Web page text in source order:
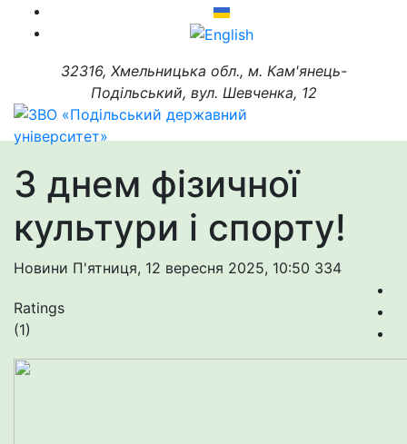
32316, Хмельницька обл., м. Кам'янець-
Подільський, вул. Шевченка, 12
З днем фізичної
культури і спорту!
Новини П'ятниця, 12 вересня 2025, 10:50 334
Ratings
(1)